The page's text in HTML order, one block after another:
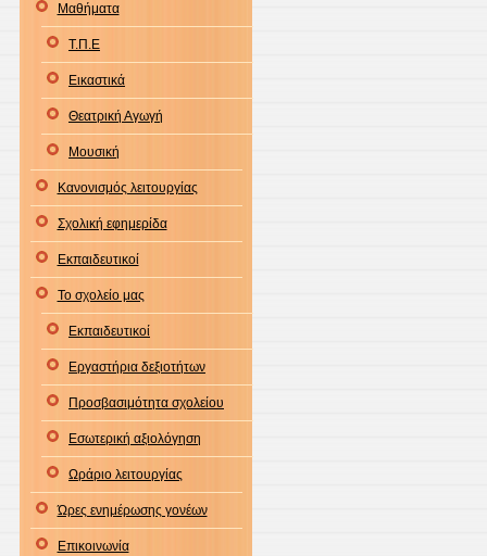
Μαθήματα
Τ.Π.Ε
Εικαστικά
Θεατρική Αγωγή
Μουσική
Κανονισμός λειτουργίας
Σχολική εφημερίδα
Εκπαιδευτικοί
Το σχολείο μας
Εκπαιδευτικοί
Εργαστήρια δεξιοτήτων
Προσβασιμότητα σχολείου
Εσωτερική αξιολόγηση
Ωράριο λειτουργίας
Ώρες ενημέρωσης γονέων
Επικοινωνία